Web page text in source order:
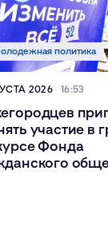
участие в
Фонда
политика
2026 16:53